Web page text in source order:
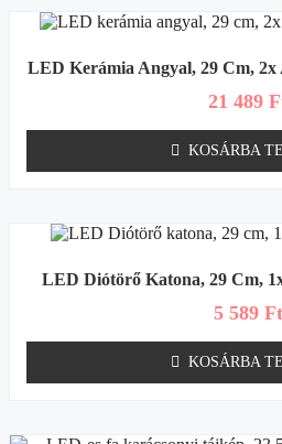
LED Kerámia Angyal, 29 Cm,
21 489
KOSÁRBA
LED Diótörő Katona, 29 Cm,
5 589 Ft
KOSÁRBA